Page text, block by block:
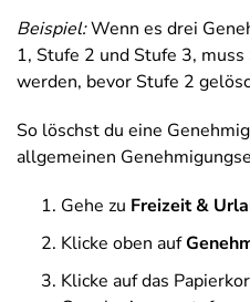
Beispiel:Wenn es drei
1, Stufe 2 und Stufe 3,
werden, bevor Stufe 2
So löschst du eine
allgemeinen
Gehe zu Freizeit &
Klicke oben auf
Klicke auf das